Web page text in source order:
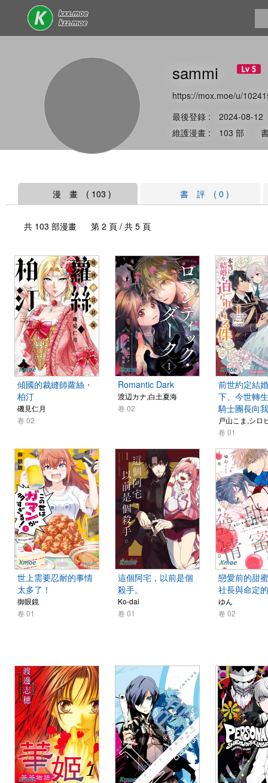
sammi
https://mox.moe/u/
最後登錄 : 2024-08-12
維護漫畫 : 103 部
漫 畫 ( 103 ) 書 評 ( 0 )
共 103 部漫畫 第 2 頁 / 共 5 頁
傾國的裁縫師蘿絲・
柏汀
磯見仁月
卷 02
Romantic Dark
渡辺カナ,白土夏海
卷 02
前世約定結
下、今世轉
騎士團長向
戸山こま,シロ
卷 01
世上需要忍耐的事情
太多了！
御眼鏡
卷 01
這個阿宅，以前是個
殺手。
Ko-dai
卷 01
戀愛前的甜
社長與命定
ゆん
卷 02